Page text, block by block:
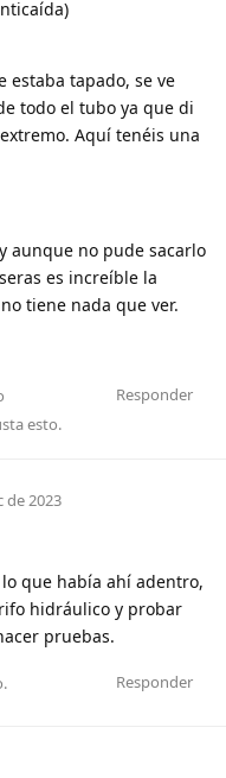
estaba tapado, se ve
todo el tubo ya que di
Aquí tenéis una
aunque no pude sacarlo
es increíble la
tiene nada que ver.
Responder
esto.
de 2023
que había ahí adentro,
hidráulico y probar
pruebas.
Responder
.